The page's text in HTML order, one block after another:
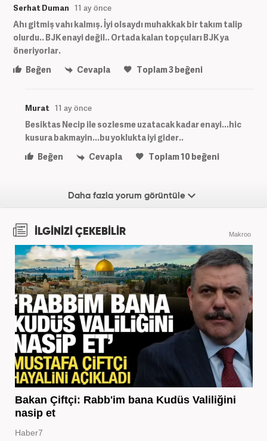
Serhat Duman 11 ay önce
Ahı gitmiş vahı kalmış. İyi olsaydı muhakkak bir takım talip
olurdu.. BJK enayi değil.. Ortada kalan topçuları BJK ya
öneriyorlar.
Beğen
Cevapla Toplam3beğeni
Murat 11 ay önce
Besiktas Necip ile sozlesme uzatacak kadar enayi...hic
kusura bakmayin...bu yoklukta iyi gider..
Beğen
Cevapla Toplam10beğeni
Daha fazla yorum görüntüle
İLGİNİZİ ÇEKEBİLİR Makroo
Bakan Çiftçi: Rabb'im bana Kudüs Valiliğini
nasip et
Haber7